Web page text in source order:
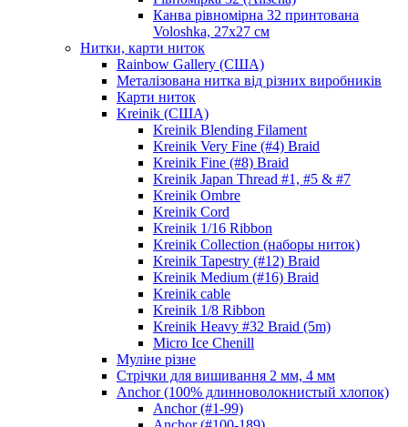
Канва рівномірна 32 принтована
Voloshka, 27х27 см
Нитки, карти ниток
Rainbow Gallery (США)
Металізована нитка від різних виробників
Карти ниток
Kreinik (США)
Kreinik Blending Filament
Kreinik Very Fine (#4) Braid
Kreinik Fine (#8) Braid
Kreinik Japan Thread #1, #5 & #7
Kreinik Ombre
Kreinik Cord
Kreinik 1/16 Ribbon
Kreinik Collection (наборы ниток)
Kreinik Tapestry (#12) Braid
Kreinik Medium (#16) Braid
Kreinik cable
Kreinik 1/8 Ribbon
Kreinik Heavy #32 Braid (5m)
Micro Ice Chenill
Муліне різне
Стрічки для вишивання 2 мм, 4 мм
Anchor (100% длинноволокнистый хлопок)
Anchor (#1-99)